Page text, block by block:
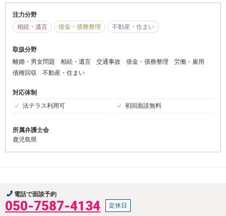
注力分野
相続・遺言
借金・債務整理 不動産・住まい
取扱分野
離婚・男女問題
相続・遺言 交通事故 借金・債務整理
労働・雇用
債権回収
不動産・住まい
対応体制
法テラス利用可
初回面談無料
所属弁護士会
鹿児島県
電話で面談予約
050-7587-4134 定休日